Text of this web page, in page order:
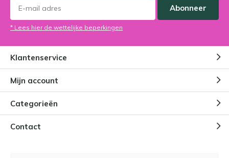
Abonneer
* Lees hier de wettelijke beperkingen
Klantenservice
Mijn account
Categorieën
Contact